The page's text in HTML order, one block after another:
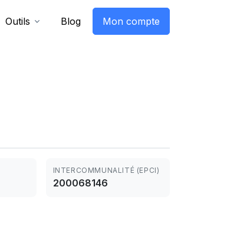
Outils Blog Mon compte
INTERCOMMUNALITÉ (EPCI)
200068146